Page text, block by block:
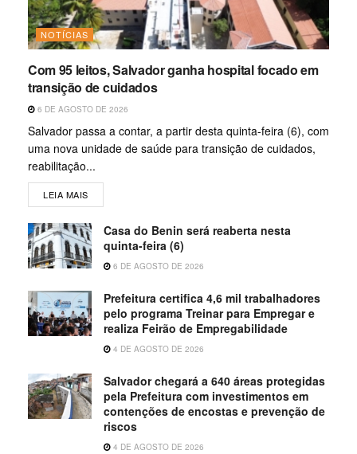
NOTÍCIAS
Com 95 leitos, Salvador ganha hospital focado em
transição de cuidados
6 DE AGOSTO DE 2026
Salvador passa a contar, a partir desta quinta-feira (6), com
uma nova unidade de saúde para transição de cuidados,
reabilitação...
LEIA MAIS
Casa do Benin será reaberta nesta
quinta-feira (6)
6 DE AGOSTO DE 2026
Prefeitura certifica 4,6 mil trabalhadores
pelo programa Treinar para Empregar e
realiza Feirão de Empregabilidade
4 DE AGOSTO DE 2026
Salvador chegará a 640 áreas protegidas
pela Prefeitura com investimentos em
contenções de encostas e prevenção de
riscos
4 DE AGOSTO DE 2026